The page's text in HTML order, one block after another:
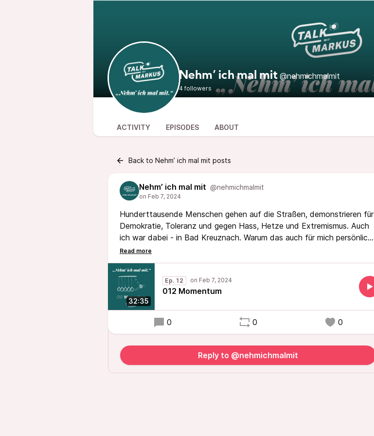
Nehm’ ich mal mit @nehmichmalmit
4 followers
ACTIVITY EPISODES ABOUT
Back to Nehm’ ich mal mit posts
Nehm’ ich mal mit @nehmichmalmit
Hunderttausende Menschen gehen auf die Straßen, demonstrieren für
Demokratie, Toleranz und gegen Hass, Hetze und Extremismus. Auch
ich war dabei - in Bad Kreuznach. Warum das auch für mich persönlich
ein wichtiges und prägendes Momentum war, hört ihr in dieser Folge -
und natürlich noch viel mehr. Viel Spaß!
32:35
Ep. 12
012 Momentum
0 0 0
Reply to @nehmichmalmit